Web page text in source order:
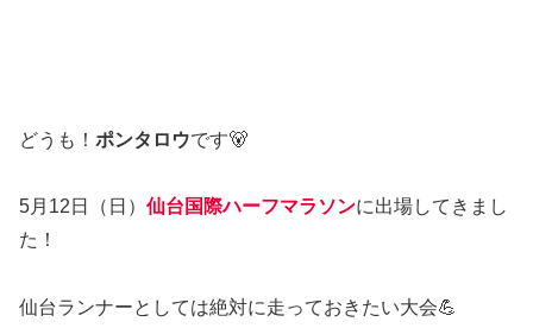
どうも！ ポンタロウです🐻
5月12日（日） 仙台国際ハーフマラソンに出場してきまし
た！
仙台ランナーとしては絶対に走っておきたい大会💪